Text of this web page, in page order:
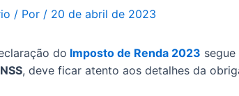
/ Por / 20 de abril de 2023
do Imposto de Renda 2023
, deve ficar atento aos detalhes da